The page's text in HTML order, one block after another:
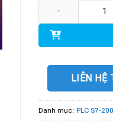
LIÊN HỆ
Danh mục: PLC S7-200